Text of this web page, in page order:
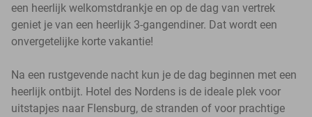
een heerlijk welkomstdrankje en op de dag van vertrek
geniet je van een heerlijk 3-gangendiner. Dat wordt een
onvergetelijke korte vakantie!
Na een rustgevende nacht kun je de dag beginnen met een
heerlijk ontbijt. Hotel des Nordens is de ideale plek voor
uitstapjes naar Flensburg, de stranden of voor prachtige